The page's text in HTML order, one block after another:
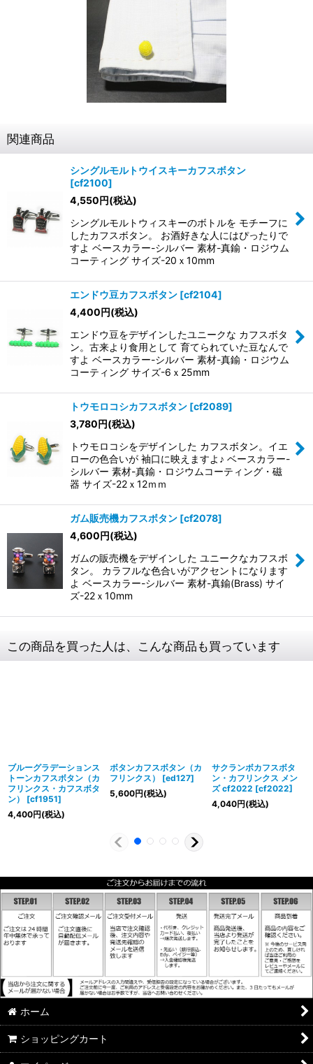
関連商品
シングルモルトウイスキーカフスボタン
[cf2100]
4,550円(税込)
シングルモルトウィスキーのボトルを モチーフに
したカフスボタン。 お酒好きな人にはぴったりで
すよ ベースカラー-シルバー 素材-真鍮・ロジウム
コーティング サイズ-20ｘ10mm
エンドウ豆カフスボタン [cf2104]
4,400円(税込)
エンドウ豆をデザインしたユニークな カフスボタ
ン。古来より食用として 育てられていた豆なんで
すよ ベースカラー-シルバー 素材-真鍮・ロジウム
コーティング サイズ-6ｘ25mm
トウモロコシカフスボタン [cf2089]
3,780円(税込)
トウモロコシをデザインした カフスボタン。イエ
ローの色合いが 袖口に映えますよ♪ ベースカラー-
シルバー 素材-真鍮・ロジウムコーティング・磁
器 サイズ-22ｘ12ｍｍ
ガム販売機カフスボタン [cf2078]
4,600円(税込)
ガムの販売機をデザインした ユニークなカフスボ
タン。 カラフルな色合いがアクセントになります
よ ベースカラー-シルバー 素材-真鍮(Brass) サイ
ズ-22ｘ10mm
この商品を買った人は、こんな商品も買っています
ブルーグラデーションス
トーンカフスボタン（カ
フリンクス・カフスボタ
ン）
[cf1951]
4,400円(税込)
ボタンカフスボタン（カ
フリンクス）
[ed127]
5,600円(税込)
サクランボカフスボタ
ン・カフリンクス メン
ズ cf2022 [cf2022]
4,040円(税込)
ホーム
ショッピングカート